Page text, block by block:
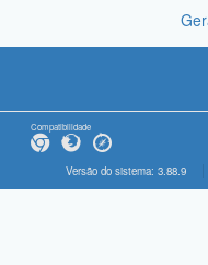
Compatibilidade
Versão do sistema: 3.88.9